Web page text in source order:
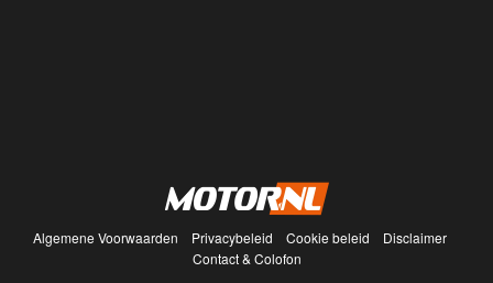
Algemene Voorwaarden Privacybeleid Cookie beleid
Disclaimer
Contact & Colofon